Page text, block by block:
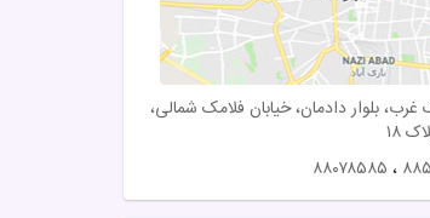
بلوار دادمان، خیابان فلامک شمالی،
۱۸
، ۸۸۰۷۸۵۸۵